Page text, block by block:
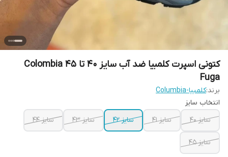
کتونی اسپرت کلمبیا ضد آب سایز ۴۰ تا ۴۵ Colombia
Fuga
برند:کلمبیا-Columbia
انتخاب سایز
سایز ۴۰
سایز ۴۱ سایز ۴۲ سایز ۴۳ سایز ۴۴
سایز ۴۵